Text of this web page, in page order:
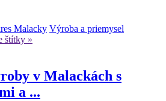
Malacky Výroba a priemysel
štítky »
v Malackách s
a ...